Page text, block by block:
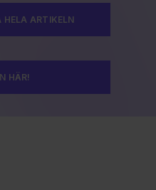
ARTIKELN
HÄR!